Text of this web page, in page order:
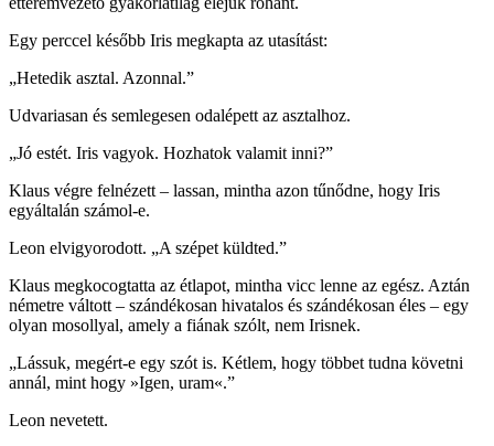
Egy perccel később Iris megkapta az utasítást:
„Hetedik asztal. Azonnal.”
Udvariasan és semlegesen odalépett az asztalhoz.
„Jó estét. Iris vagyok. Hozhatok valamit inni?”
Klaus végre felnézett – lassan, mintha azon tűnődne, hogy Iris
egyáltalán számol-e.
Leon elvigyorodott. „A szépet küldted.”
Klaus megkocogtatta az étlapot, mintha vicc lenne az egész. Aztán
németre váltott – szándékosan hivatalos és szándékosan éles – egy
olyan mosollyal, amely a fiának szólt, nem Irisnek.
„Lássuk, megért-e egy szót is. Kétlem, hogy többet tudna követni
annál, mint hogy »Igen, uram«.”
Leon nevetett.